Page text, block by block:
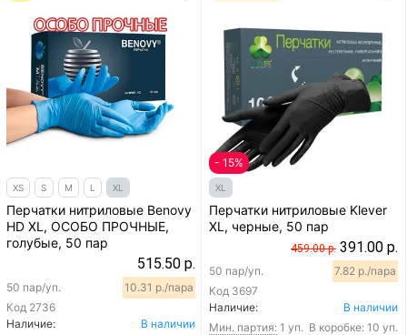
XS S M L XL
Перчатки нитриловые Benovy
HD XL, ОСОБО ПРОЧНЫЕ,
голубые, 50 пар
515.50 р.
Код 2736
50 пар/уп. 10.31 р./пара
Наличие:
В наличии
- 15%
XL
Перчатки нитриловые Klever
XL, черные, 50 пар
459.00 р. 391.00 р.
Код 3697
50 пар/уп. 7.82 р./пара
Наличие:
В наличии
Мин. партия: 1 уп. В коробке: 10 уп.